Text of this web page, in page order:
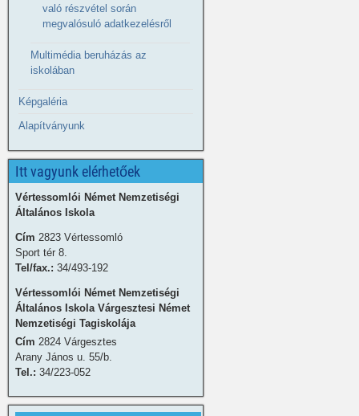
való részvétel során
megvalósuló adatkezelésről
Multimédia beruházás az
iskolában
Képgaléria
Alapítványunk
Itt vagyunk elérhetőek
Vértessomlói Német Nemzetiségi
Általános Iskola
Cím 2823 Vértessomló
Sport tér 8.
Tel/fax.: 34/493-192
Vértessomlói Német Nemzetiségi
Általános Iskola Várgesztesi Német
Nemzetiségi Tagiskolája
Cím 2824 Várgesztes
Arany János u. 55/b.
Tel.: 34/223-052